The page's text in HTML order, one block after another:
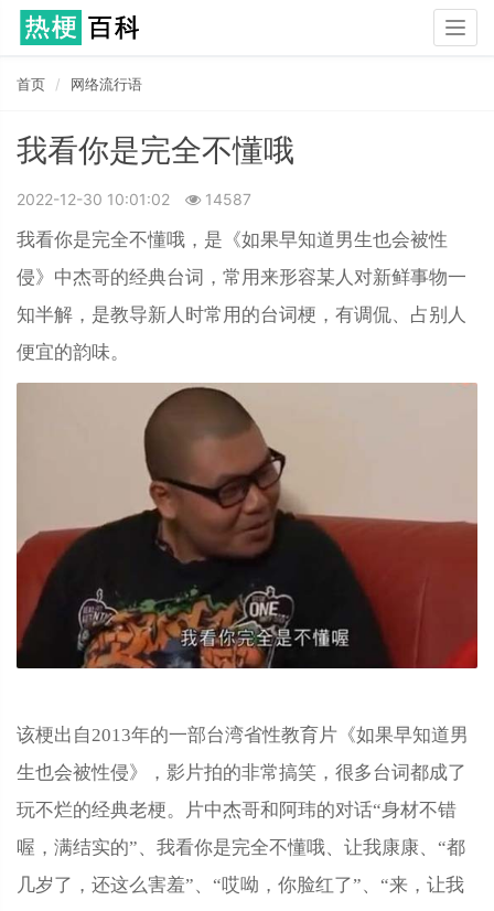
首页 网络流行语
我看你是完全不懂哦
2022-12-30 10:01:02 14587
我看你是完全不懂哦，是《如果早知道男生也会被性
侵》中杰哥的经典台词，常用来形容某人对新鲜事物一
知半解，是教导新人时常用的台词梗，有调侃、占别人
便宜的韵味。
该梗出自2013年的一部台湾省性教育片《如果早知道男
生也会被性侵》，影片拍的非常搞笑，很多台词都成了
玩不烂的经典老梗。片中杰哥和阿玮的对话“身材不错
喔，满结实的”、我看你是完全不懂哦、让我康康、“都
几岁了，还这么害羞”、“哎呦，你脸红了”、“来，让我